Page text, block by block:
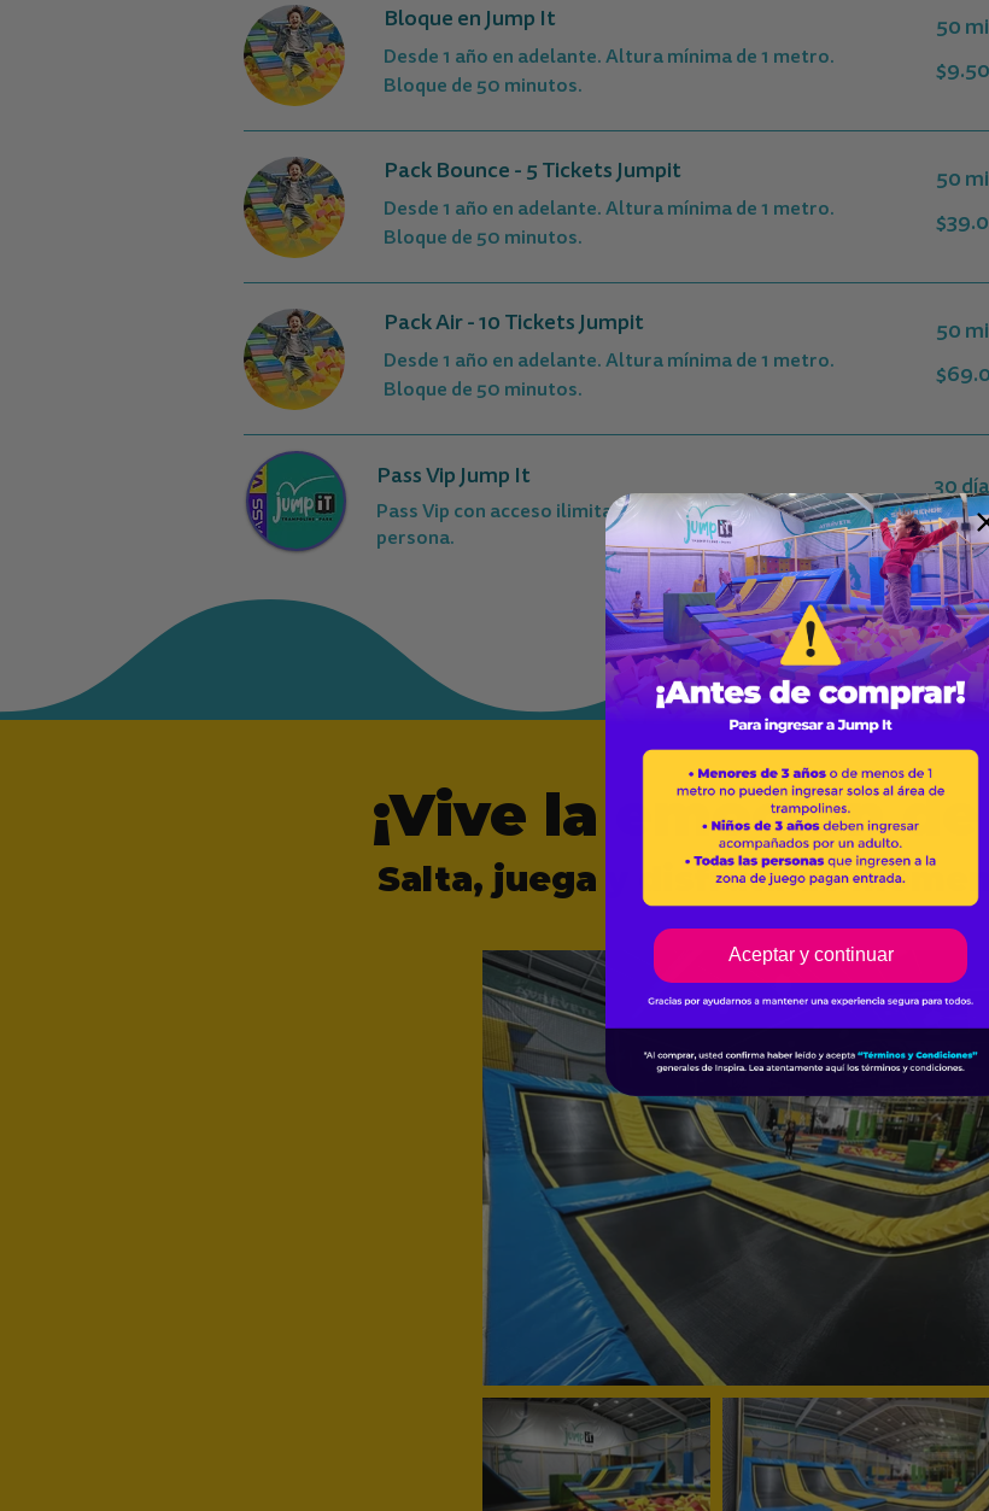
Bloque en Jump It
Desde 1 año en adelante. Altura mínima de 1 metro.
Bloque de 50 minutos.
50
pesos
chilenos
Pack Bounce - 5 Tickets Jumpit
Desde 1 año en adelante. Altura mínima de 1 metro.
Bloque de 50 minutos.
50
pesos
chilenos
Pack Air - 10 Tickets Jumpit
Desde 1 año en adelante. Altura mínima de 1 metro.
Bloque de 50 minutos.
50
pesos
chilenos
Pass Vip Jump It
Pass Vip con acceso ilimitado a Jump It para 1
persona.
30
¡Vive la emoción
Salta, juega y disfruta de
Aceptar y continuar